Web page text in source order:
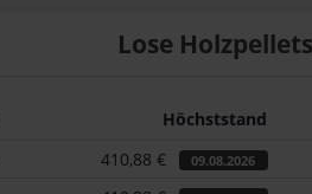
Lose Holzpellets
Höchststand
410,88 € 09.08.2026